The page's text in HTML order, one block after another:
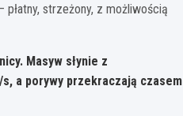
strzeżony, z możliwością
Masyw słynie z
a porywy przekraczają czasem